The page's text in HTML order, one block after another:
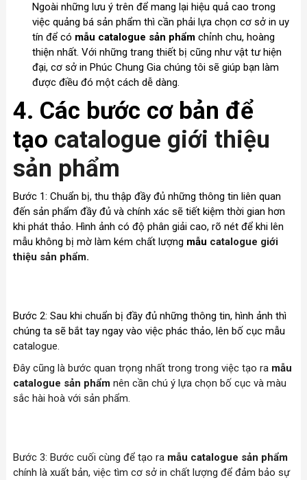
Ngoài những lưu ý trên để mang lại hiệu quả cao trong
việc quảng bá sản phẩm thì cần phải lựa chọn cơ sở in uy
tín để có mẫu catalogue sản phẩm chỉnh chu, hoàng
thiện nhất. Với những trang thiết bị cũng như vật tư hiện
đại, cơ sở in Phúc Chung Gia chúng tôi sẽ giúp bạn làm
được điều đó một cách dễ dàng.
4. Các bước cơ bản để
tạo catalogue giới thiệu
sản phẩm
Bước 1: Chuẩn bị, thu thập đầy đủ những thông tin liên quan
đến sản phẩm đầy đủ và chính xác sẽ tiết kiệm thời gian hơn
khi phát thảo. Hình ảnh có độ phân giải cao, rõ nét để khi lên
mẫu không bị mờ làm kém chất lượng mẫu catalogue giới
thiệu sản phẩm.
Bước 2: Sau khi chuẩn bị đầy đủ những thông tin, hình ảnh thì
chúng ta sẽ bắt tay ngay vào việc phác thảo, lên bố cục mẫu
catalogue.
Đây cũng là bước quan trọng nhất trong trong việc tạo ra mẫu
catalogue sản phẩm nên cần chú ý lựa chọn bố cục và màu
sắc hài hoà với sản phẩm.
Bước 3: Bước cuối cùng để tạo ra mẫu catalogue sản phẩm
chính là xuất bản, việc tìm cơ sở in chất lượng để đảm bảo sự